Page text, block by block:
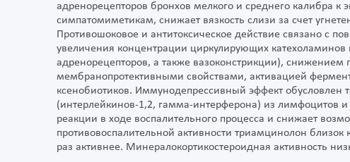
адренорецепторов бронхов мелкого и среднего калибра
симпатомиметикам, снижает вязкость слизи за счет
Противошоковое и антитоксическое действие связано с
увеличения концентрации циркулирующих катехоламинов
адренорецепторов, а также вазоконстрикции), снижением
мембранопротективными свойствами, активацией
ксенобиотиков. Иммунодепрессивный эффект
(интерлейкинов-1,2, гамма-интерферона) из лимфоцитов
реакции в ходе воспалительного процесса и снижает
противовоспалительной активности триамцинолон
раз активнее. Минералокортикостероидная активность